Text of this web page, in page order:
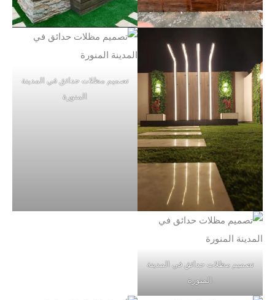
تصميم مظلات حدائق في المدينة
المنورة
تصميم مظلات حدائق في المدينة
المنورة